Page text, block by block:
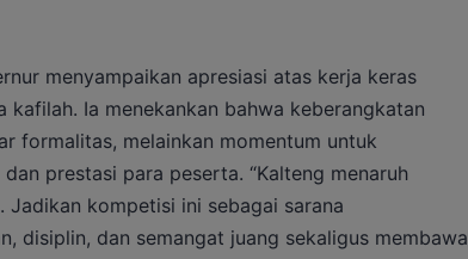
menyampaikan apresiasi atas kerja keras
kafilah. Ia menekankan bahwa keberangkatan
formalitas, melainkan momentum untuk
prestasi para peserta. “Kalteng menaruh
Jadikan kompetisi ini sebagai sarana
disiplin, dan semangat juang sekaligus membawa